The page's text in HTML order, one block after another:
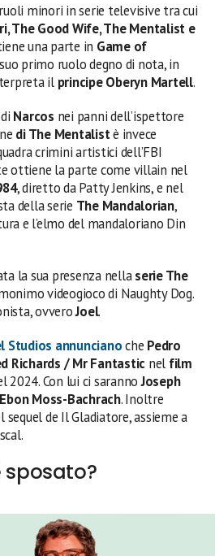
minori in serie televisive tra cui
The Good Wife, The Mentalist e
una parte in Game of
primo ruolo degno di nota, in
il principe Oberyn Martell.
Narcos nei panni dell’ispettore
di The Mentalistè invece
crimini artistici dell’FBI
ottiene la parte come villain nel
, diretto da Patty Jenkins, e nel
della serie The Mandalorian,
e l’elmo del mandaloriano Din
la sua presenza nellaserie The
videogioco di Naughty Dog.
ovveroJoel.
Studios annuncianoche Pedro
Richards / Mr Fantastic nel film
2024. Con lui ci sarannoJoseph
Ebon Moss-Bachrach. Inoltre
sequel de Il Gladiatore, assieme a
sposato?